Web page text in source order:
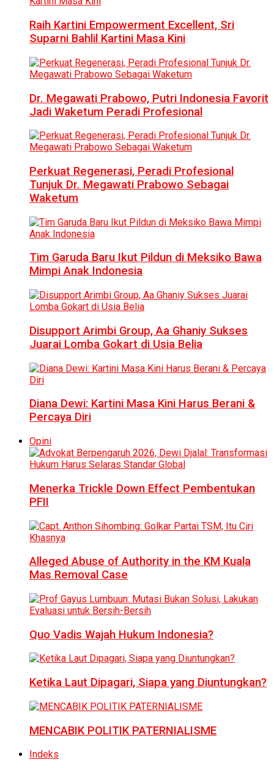
Raih Kartini Empowerment Excellent, Sri
Suparni Bahlil Kartini Masa Kini
Dr. Megawati Prabowo, Putri Indonesia Favorit
Jadi Waketum Peradi Profesional
Perkuat Regenerasi, Peradi Profesional
Tunjuk Dr. Megawati Prabowo Sebagai
Waketum
Tim Garuda Baru Ikut Pildun di Meksiko Bawa
Mimpi Anak Indonesia
Disupport Arimbi Group, Aa Ghaniy Sukses
Juarai Lomba Gokart di Usia Belia
Diana Dewi: Kartini Masa Kini Harus Berani &
Percaya Diri
Opini
Menerka Trickle Down Effect Pembentukan
PFII
Alleged Abuse of Authority in the KM Kuala
Mas Removal Case
Quo Vadis Wajah Hukum Indonesia?
Ketika Laut Dipagari, Siapa yang Diuntungkan?
MENCABIK POLITIK PATERNIALISME
Indeks